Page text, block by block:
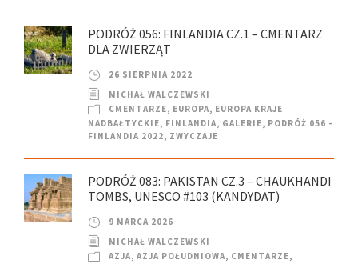
PODRÓŻ 056: FINLANDIA CZ.1 – CMENTARZ
DLA ZWIERZĄT
26 SIERPNIA 2022
MICHAŁ WALCZEWSKI
CMENTARZE, EUROPA, EUROPA KRAJE
NADBAŁTYCKIE, FINLANDIA, GALERIE, PODRÓŻ 056 –
FINLANDIA 2022, ZWYCZAJE
PODRÓŻ 083: PAKISTAN CZ.3 – CHAUKHANDI
TOMBS, UNESCO #103 (KANDYDAT)
9 MARCA 2026
MICHAŁ WALCZEWSKI
AZJA, AZJA POŁUDNIOWA, CMENTARZE,